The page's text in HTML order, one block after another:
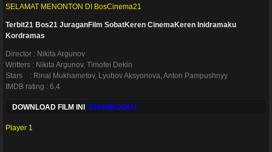
SELAMAT MENONTON DI BosCinema21
Terbit21 Bos21 JuraganFilm SobatKeren CinemaKeren Inidramaku
Kordramas
Director : Nikita Argunov
Writters : Nikita Argunov, Timofei Dekin
Stars : Rinal Mukhametov, Lyubov Aksyonova, Anton Pampushnyy
IMDB rating : 6,4
DOWNLOAD FILM INI DISINIBOSKU
Player 1